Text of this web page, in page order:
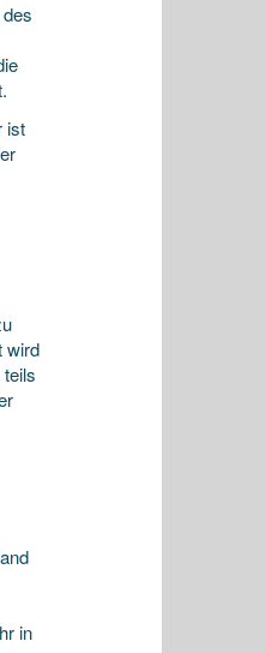
ist
wird
in